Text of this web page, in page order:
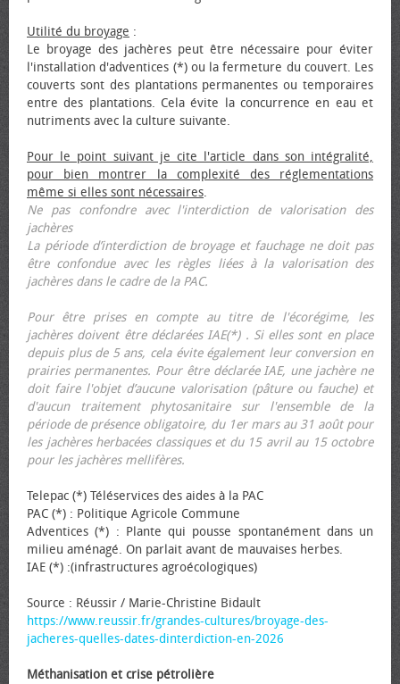
Utilité du broyage :
Le broyage des jachères peut être nécessaire pour éviter
l'installation d'adventices (*) ou la fermeture du couvert. Les
couverts sont des plantations permanentes ou temporaires
entre des plantations. Cela évite la concurrence en eau et
nutriments avec la culture suivante.
Pour le point suivant je cite l'article dans son intégralité,
pour bien montrer la complexité des réglementations
même si elles sont nécessaires.
Ne pas confondre avec l'interdiction de valorisation des
jachères
La période d’interdiction de broyage et fauchage ne doit pas
être confondue avec les règles liées à la valorisation des
jachères dans le cadre de la PAC.
Pour être prises en compte au titre de l'écorégime, les
jachères doivent être déclarées IAE(*) . Si elles sont en place
depuis plus de 5 ans, cela évite également leur conversion en
prairies permanentes. Pour être déclarée IAE, une jachère ne
doit faire l'objet d’aucune valorisation (pâture ou fauche) et
d'aucun traitement phytosanitaire sur l'ensemble de la
période de présence obligatoire, du 1er mars au 31 août pour
les jachères herbacées classiques et du 15 avril au 15 octobre
pour les jachères mellifères.
Telepac (*) Téléservices des aides à la PAC
PAC (*) : Politique Agricole Commune
Adventices (*) : Plante qui pousse spontanément dans un
milieu aménagé. On parlait avant de mauvaises herbes.
IAE (*) :(infrastructures agroécologiques)
Source : Réussir / Marie-Christine Bidault
https://www.reussir.fr/grandes-cultures/broyage-des-
jacheres-quelles-dates-dinterdiction-en-2026
Méthanisation et crise pétrolière